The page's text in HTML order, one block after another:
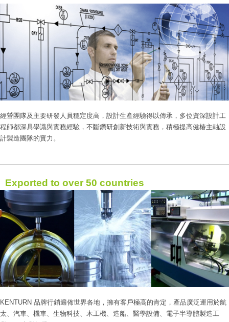
經營團隊及主要研發人員穩定度高，設計生產經驗得以傳承，多位資深設計工
程師都深具學識與實務經驗，不斷鑽研創新技術與實務，積極提高健椿主軸設
計製造團隊的實力。
Exported to over 50 countries
KENTURN 品牌行銷遍佈世界各地，擁有客戶極高的肯定，產品廣泛運用於航
太、汽車、機車、生物科技、木工機、造船、醫學設備、電子半導體製造工